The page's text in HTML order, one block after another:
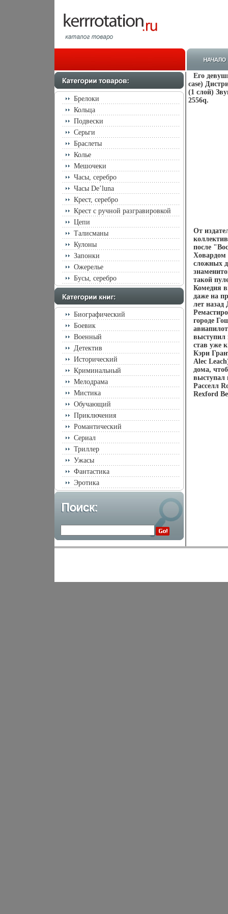
Брелоки
Кольца
Подвески
Серьги
Браслеты
Колье
Мешочеки
Часы, серебро
Часы De’luna
Крест, серебро
Крест с ручной разгравировкой
Цепи
Талисманы
Кулоны
Запонки
Ожерелье
Бусы, серебро
Биографический
Боевик
Военный
Детектив
Исторический
Криминальный
Мелодрама
Мистика
Обучающий
Приключения
Романтический
Сериал
Триллер
Ужасы
Фантастика
Эротика
Его
case)
(1 слой)
2556q.
От
после
Ховардом
сложных
такой
Комедия
даже на
лет
городе
выступил
став уже
Кэри
Alec
дома,
выступал
Расселл
Rexford